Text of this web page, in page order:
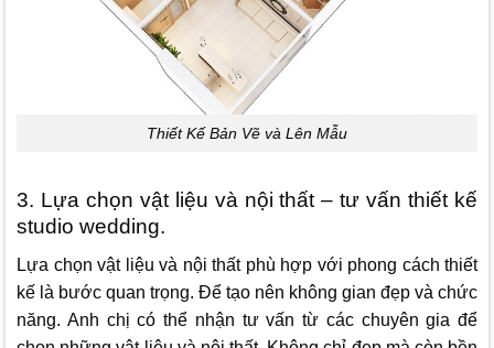
Thiết Kế Bản Vẽ và Lên Mẫu
3. Lựa chọn vật liệu và nội thất – tư vấn thiết kế
studio wedding.
Lựa chọn vật liệu và nội thất phù hợp với phong cách thiết
kế là bước quan trọng. Để tạo nên không gian đẹp và chức
năng. Anh chị có thể nhận tư vấn từ các chuyên gia để